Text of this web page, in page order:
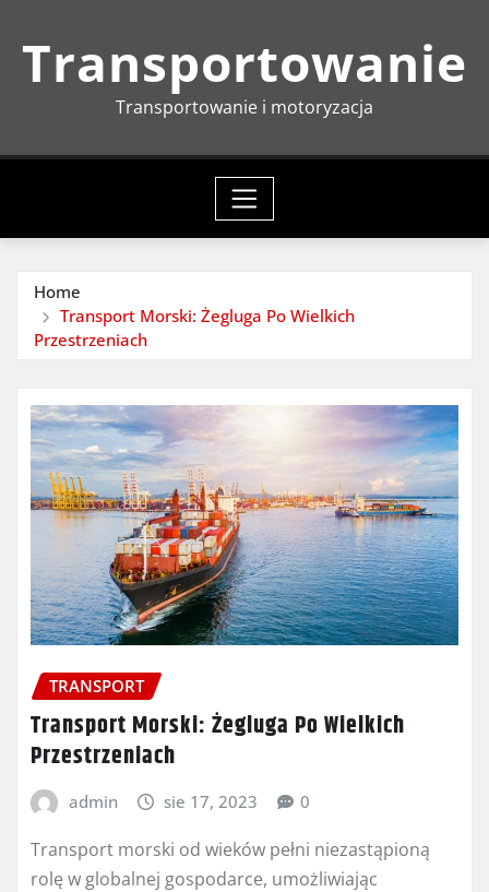
Transportowanie
Transportowanie i motoryzacja
Home
Transport Morski: Żegluga Po Wielkich
Przestrzeniach
TRANSPORT
Transport Morski: Żegluga Po Wielkich
Przestrzeniach
admin sie 17, 2023 0
Transport morski od wieków pełni niezastąpioną
rolę w globalnej gospodarce, umożliwiając